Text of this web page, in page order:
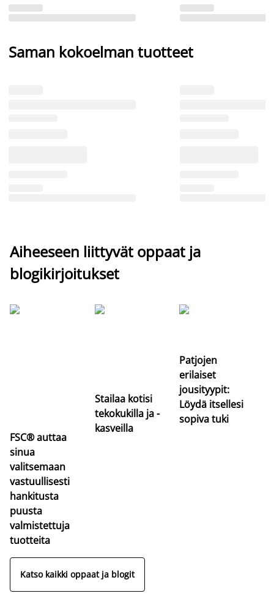
Saman kokoelman tuotteet
Aiheeseen liittyvät oppaat ja
blogikirjoitukset
FSC® auttaa
sinua
valitsemaan
vastuullisesti
hankitusta
puusta
valmistettuja
tuotteita
Stailaa kotisi
tekokukilla ja -
kasveilla
Patjojen
erilaiset
jousityypit:
Löydä itsellesi
sopiva tuki
Katso kaikki oppaat ja blogit